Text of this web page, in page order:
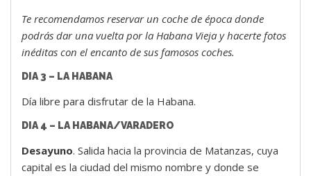
Te recomendamos reservar un coche de época donde
podrás dar una vuelta por la Habana Vieja y hacerte fotos
inéditas con el encanto de sus famosos coches.
DIA 3 – LA HABANA
Día libre para disfrutar de la Habana.
DIA 4 – LA HABANA/VARADERO
Desayuno. Salida hacia la provincia de Matanzas, cuya
capital es la ciudad del mismo nombre y donde se